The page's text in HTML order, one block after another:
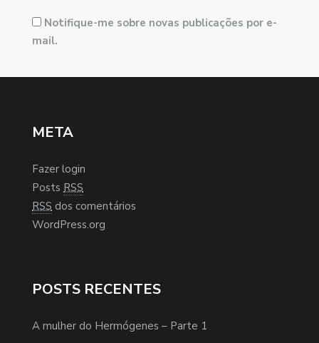
Notifique-me sobre novas publicações por e-
mail.
META
Fazer login
Posts RSS
RSS dos comentários
WordPress.org
POSTS RECENTES
A mulher do Hermógenes – Parte 1